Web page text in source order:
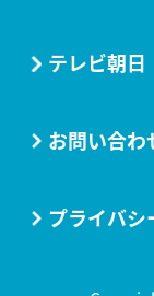
テレビ朝日
お問い合わ
プライバシ